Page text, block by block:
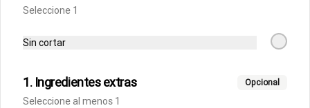
Pastas
Seleccione 1
Sin cortar
1. Ingredientes extras Opcional
Seleccione al menos 1